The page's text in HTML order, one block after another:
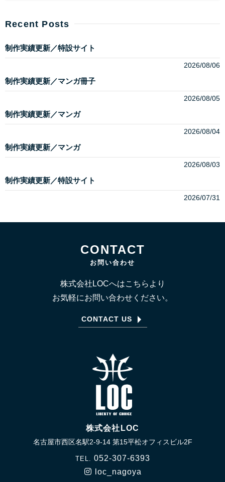
Recent Posts
制作実績更新／特設サイト
2026/08/06
制作実績更新／マンガ冊子
2026/08/05
制作実績更新／マンガ
2026/08/04
制作実績更新／マンガ
2026/08/03
制作実績更新／特設サイト
2026/07/31
CONTACT
お問い合わせ
株式会社LOCへはこちらより
お気軽にお問い合わせください。
CONTACT US
株式会社LOC
名古屋市西区名駅2-9-14 第15平松オフィスビル2F
TEL. 052-307-6393
loc_nagoya